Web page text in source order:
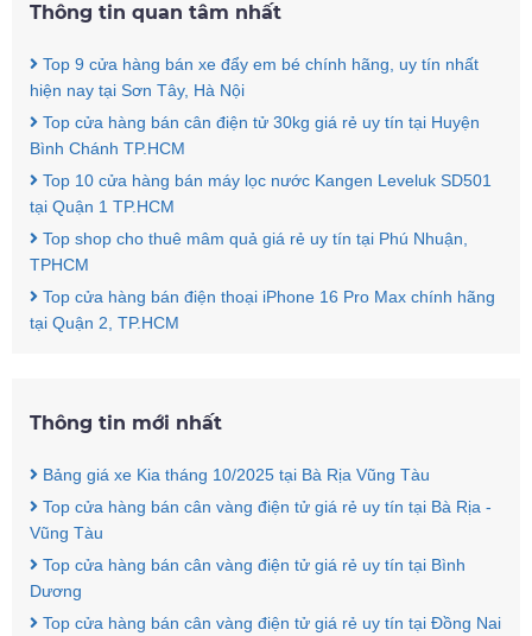
Thông tin quan tâm nhất
Top 9 cửa hàng bán xe đẩy em bé chính hãng, uy tín nhất
hiện nay tại Sơn Tây, Hà Nội
Top cửa hàng bán cân điện tử 30kg giá rẻ uy tín tại Huyện
Bình Chánh TP.HCM
Top 10 cửa hàng bán máy lọc nước Kangen Leveluk SD501
tại Quận 1 TP.HCM
Top shop cho thuê mâm quả giá rẻ uy tín tại Phú Nhuận,
TPHCM
Top cửa hàng bán điện thoại iPhone 16 Pro Max chính hãng
tại Quận 2, TP.HCM
Thông tin mới nhất
Bảng giá xe Kia tháng 10/2025 tại Bà Rịa Vũng Tàu
Top cửa hàng bán cân vàng điện tử giá rẻ uy tín tại Bà Rịa -
Vũng Tàu
Top cửa hàng bán cân vàng điện tử giá rẻ uy tín tại Bình
Dương
Top cửa hàng bán cân vàng điện tử giá rẻ uy tín tại Đồng Nai